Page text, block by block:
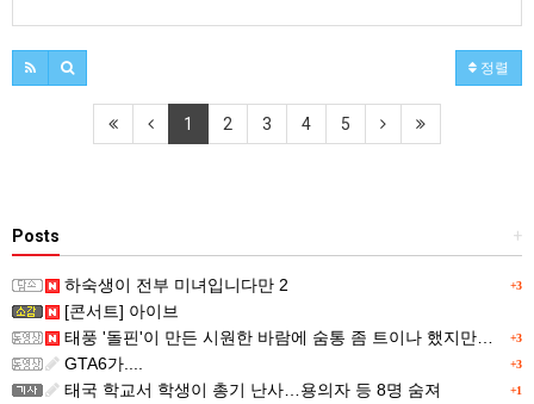
정렬
1 2 3 4 5
+
Posts
+3
하숙생이 전부 미녀입니다만 2
[콘서트] 아이브
+3
태풍 '돌핀'이 만든 시원한 바람에 숨통 좀 트이나 했지만…
+3
GTA6가....
+1
태국 학교서 학생이 총기 난사…용의자 등 8명 숨져